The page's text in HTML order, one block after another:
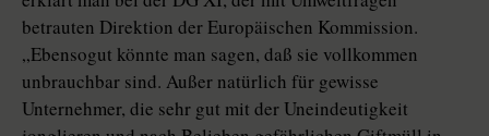
betrauten Direktion der Europäischen Kommission.
„Ebensogut könnte man sagen, daß sie vollkommen
unbrauchbar sind. Außer natürlich für gewisse
Unternehmer, die sehr gut mit der Uneindeutigkeit